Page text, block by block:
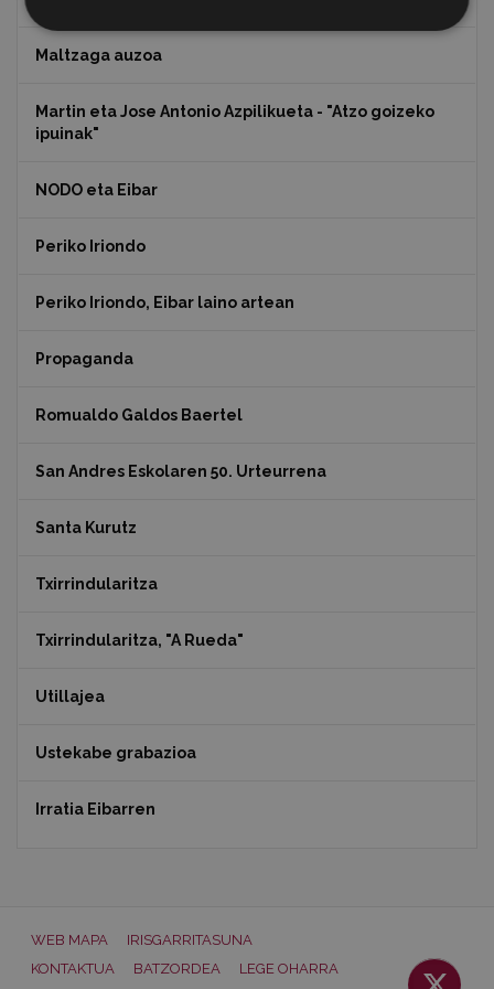
Maltzaga auzoa
Martin eta Jose Antonio Azpilikueta - "Atzo goizeko
ipuinak"
NODO eta Eibar
Periko Iriondo
Periko Iriondo, Eibar laino artean
Propaganda
Romualdo Galdos Baertel
San Andres Eskolaren 50. Urteurrena
Santa Kurutz
Txirrindularitza
Txirrindularitza, "A Rueda"
Utillajea
Ustekabe grabazioa
Irratia Eibarren
WEB MAPA
IRISGARRITASUNA
KONTAKTUA
BATZORDEA LEGE OHARRA